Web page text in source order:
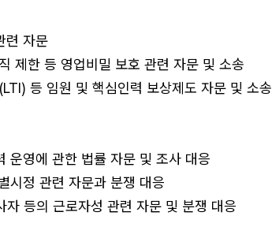
련 자문
제한 등 영업비밀 보호 관련 자문 및 소송
등 임원 및 핵심인력 보상제도 자문 및 소송
운영에 관한 법률 자문 및 조사 대응
시정 관련 자문과 분쟁 대응
자 등의 근로자성 관련 자문 및 분쟁 대응